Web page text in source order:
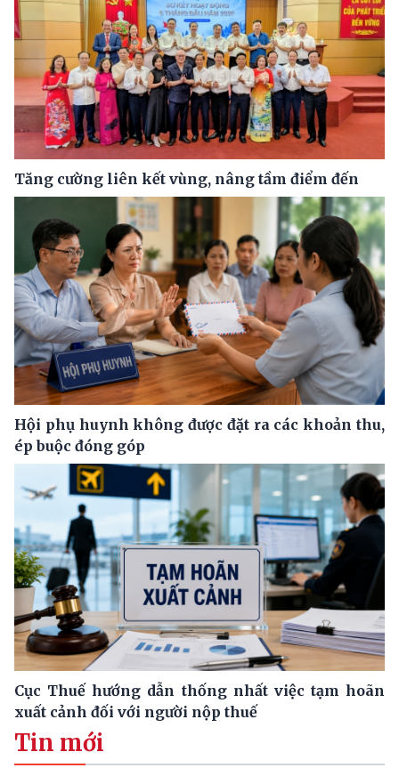
Tăng cường liên kết vùng, nâng tầm điểm đến
Hội phụ huynh không được đặt ra các khoản thu,
ép buộc đóng góp
Cục Thuế hướng dẫn thống nhất việc tạm hoãn
xuất cảnh đối với người nộp thuế
Tin mới